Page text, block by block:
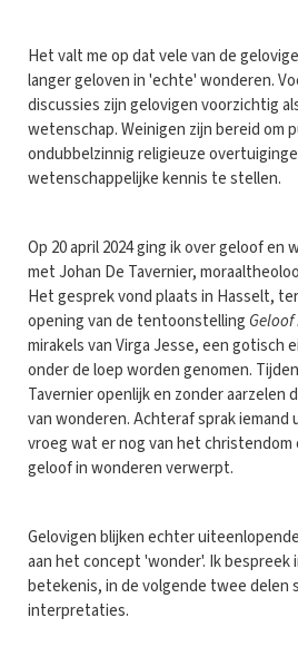
Het valt me op dat vele van de
langer geloven in 'echte' wonderen.
discussies zijn gelovigen voorzichtig
wetenschap. Weinigen zijn bereid om
ondubbelzinnig religieuze
wetenschappelijke kennis te stellen.
Op 20 april 2024 ging ik over geloof en
met Johan De Tavernier,
Het gesprek vond plaats in Hasselt,
opening van de tentoonstelling
mirakels van Virga Jesse, een gotisch
onder de loep worden genomen.
Tavernier openlijk en zonder
van wonderen. Achteraf sprak iemand
vroeg wat er nog van het christendom
geloof in wonderen verwerpt.
Gelovigen blijken echter
aan het concept 'wonder'. Ik
betekenis, in de volgende twee delen
interpretaties.